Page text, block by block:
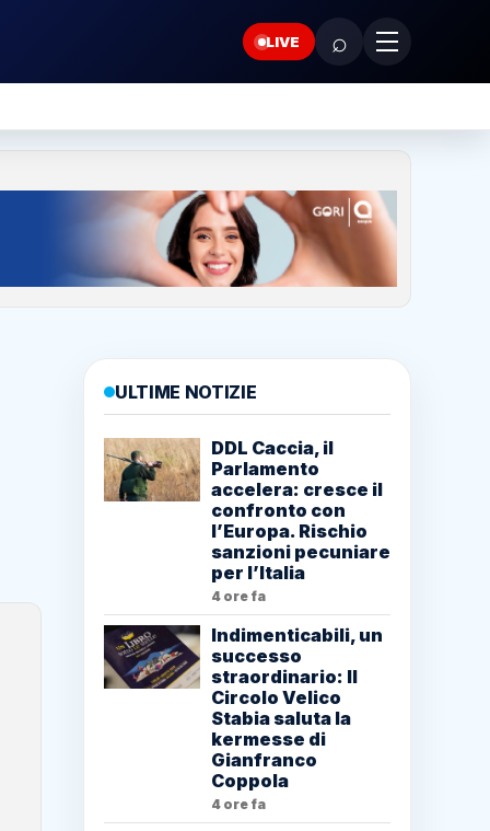
LIVE ⌕
ULTIME NOTIZIE
DDL Caccia, il
Parlamento
accelera: cresce il
confronto con
l’Europa. Rischio
sanzioni pecuniare
per l’Italia
4 ore fa
Indimenticabili, un
successo
straordinario: Il
Circolo Velico
Stabia saluta la
kermesse di
Gianfranco
Coppola
4 ore fa